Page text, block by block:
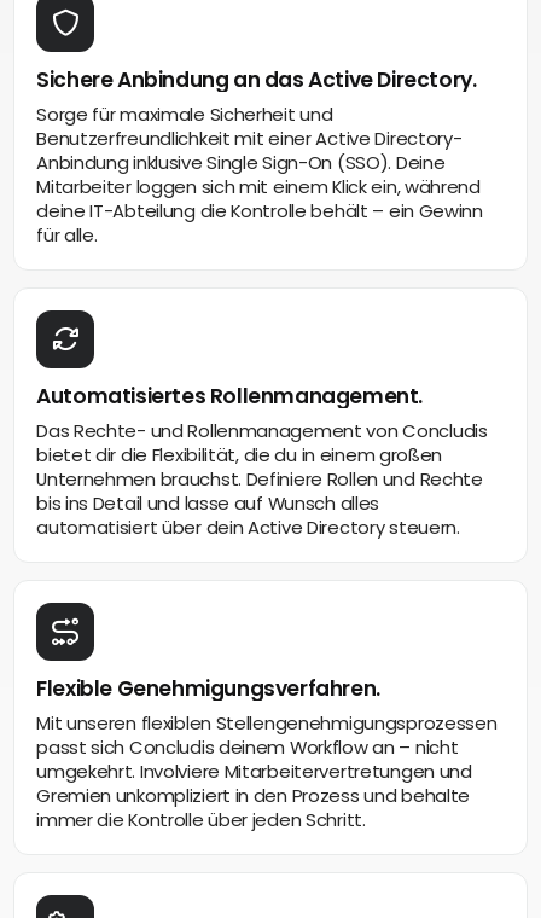
Sichere Anbindung an das Active Directory.
Sorge für maximale Sicherheit und
Benutzerfreundlichkeit mit einer Active Directory-
Anbindung inklusive Single Sign-On (SSO). Deine
Mitarbeiter loggen sich mit einem Klick ein, während
deine IT-Abteilung die Kontrolle behält – ein Gewinn
für alle.
Automatisiertes Rollenmanagement.
Das Rechte- und Rollenmanagement von Concludis
bietet dir die Flexibilität, die du in einem großen
Unternehmen brauchst. Definiere Rollen und Rechte
bis ins Detail und lasse auf Wunsch alles
automatisiert über dein Active Directory steuern.
Flexible Genehmigungsverfahren.
Mit unseren flexiblen Stellengenehmigungsprozessen
passt sich Concludis deinem Workflow an – nicht
umgekehrt. Involviere Mitarbeitervertretungen und
Gremien unkompliziert in den Prozess und behalte
immer die Kontrolle über jeden Schritt.